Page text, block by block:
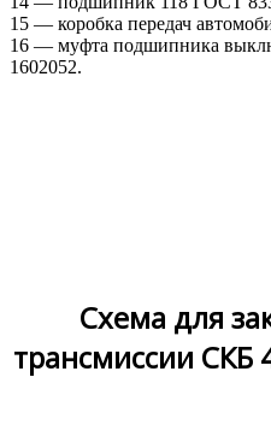
15 — коробка передач
16 — муфта подшипника
1602052.
Схема для
трансмиссии СКБ